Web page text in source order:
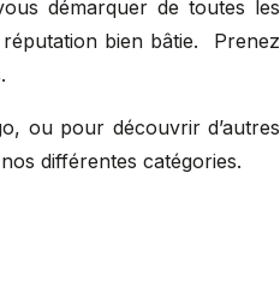
démarquer de toutes les
bien bâtie. Prenez
ou pour découvrir d’autres
différentes catégories.